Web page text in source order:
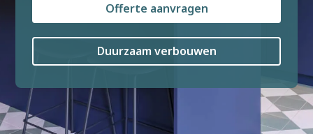
Offerte aanvragen
Duurzaam verbouwen